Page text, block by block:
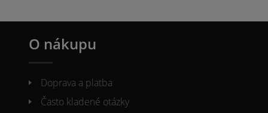
O nákupu
Doprava a platba
Často kladené otázky